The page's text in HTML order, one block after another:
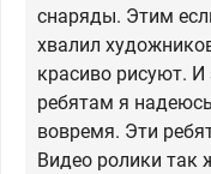
снаряды. Этим
хвалил
красиво рисуют.
ребятам я
вовремя. Эти
Видео ролики так